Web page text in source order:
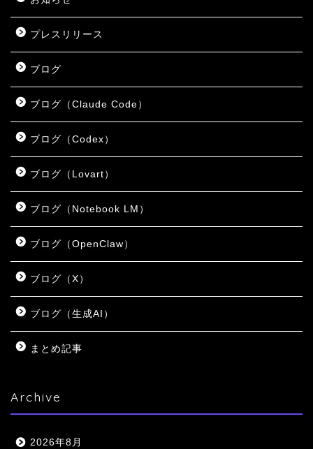
プレスリリース
ブログ
ブログ（Claude Code）
ブログ（Codex）
ブログ（Lovart）
ブログ（Notebook LM）
ブログ（OpenClaw）
ブログ（X）
ブログ（生成AI）
まとめ記事
Archive
2026年8月